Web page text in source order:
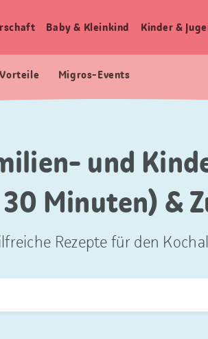
Baby & Kleinkind Kinder &
Migros-Events
und
30 Minuten) &
Rezepte für den